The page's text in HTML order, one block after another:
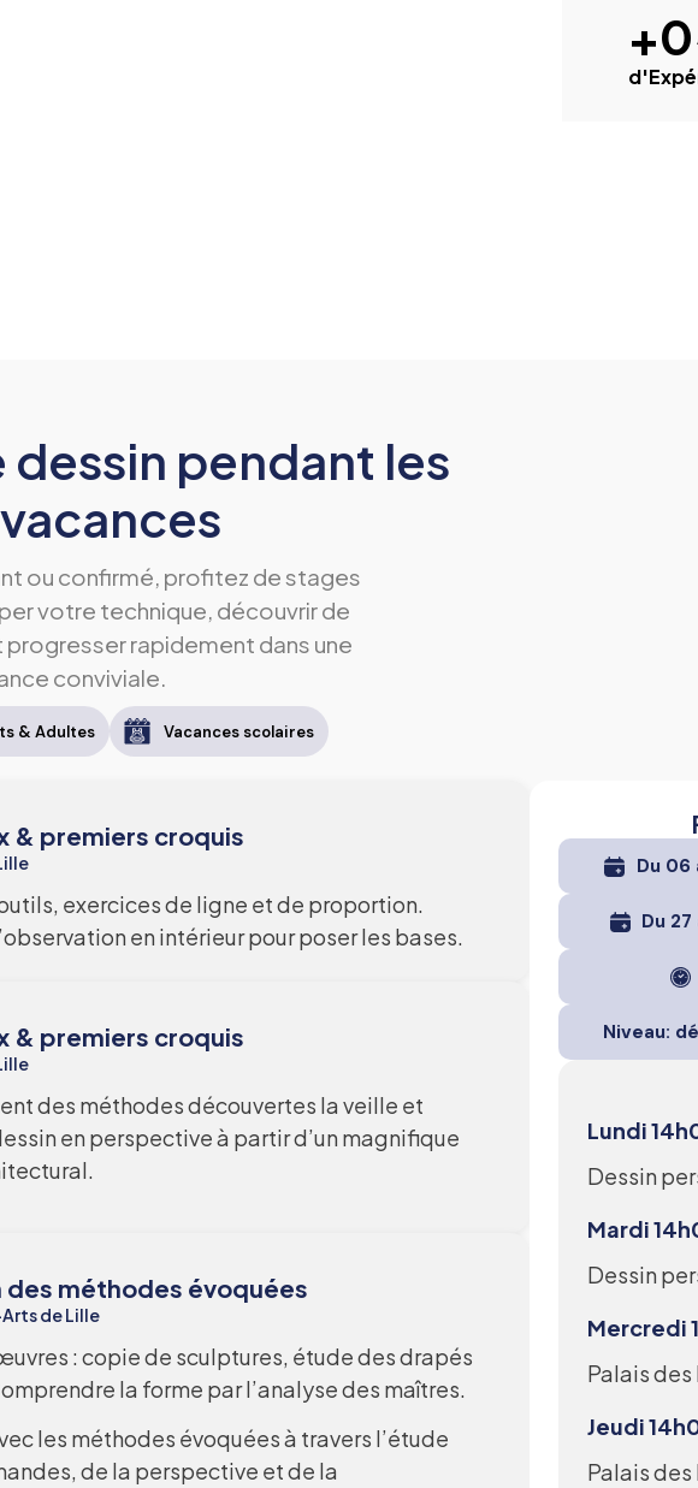
+0
dessin pendant les
vacances
ou confirmé, profitez de stages
votre technique, découvrir de
rapidement dans une
conviviale.
& Adultes Vacances scolaires
& premiers croquis
exercices de ligne et de proportion.
en intérieur pour poser les bases.
& premiers croquis
des méthodes découvertes la veille et
en perspective à partir d’un magnifique
des méthodes évoquées
de Lille
: copie de sculptures, étude des drapés
la forme par l’analyse des maîtres.
les méthodes évoquées à travers l’étude
de la perspective et de la
Du 06
Du
Niveau:
Lundi
Dessin
Mardi
Dessin
Mercredi
Palais
Jeudi
Palais